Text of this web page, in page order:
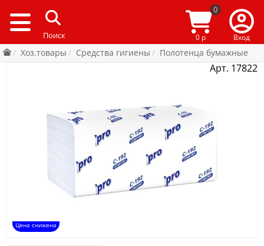
0
0 р Вход
Хоз.товары Средства гигиены Полотенца бумажные
Арт. 17822
Цена снижена